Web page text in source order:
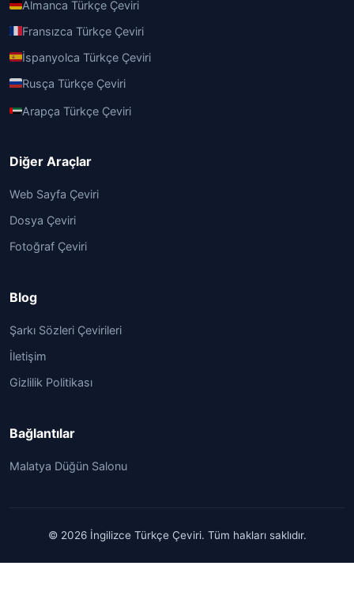
Almanca Türkçe Çeviri
Fransızca Türkçe Çeviri
İspanyolca Türkçe Çeviri
Rusça Türkçe Çeviri
Arapça Türkçe Çeviri
Diğer Araçlar
Web Sayfa Çeviri
Dosya Çeviri
Fotoğraf Çeviri
Blog
Şarkı Sözleri Çevirileri
İletişim
Gizlilik Politikası
Bağlantılar
Malatya Düğün Salonu
© 2026 İngilizce Türkçe Çeviri. Tüm hakları saklıdır.